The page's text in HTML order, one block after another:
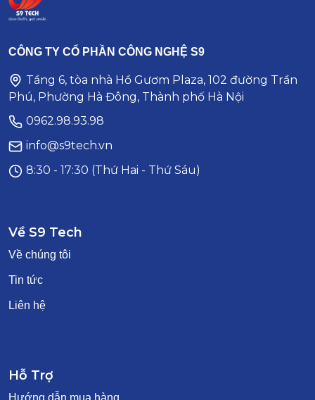
CÔNG TY CỔ PHẦN CÔNG NGHỆ S9
Tầng 6, tòa nhà Hồ Gươm Plaza, 102 đường Trần
Phú, Phường Hà Đông, Thành phố Hà Nội
0962.98.93.98
info@s9tech.vn
8:30 - 17:30 (Thứ Hai - Thứ Sáu)
Về S9 Tech
Về chúng tôi
Tin tức
Liên hệ
Hỗ Trợ
Hướng dẫn mua hàng